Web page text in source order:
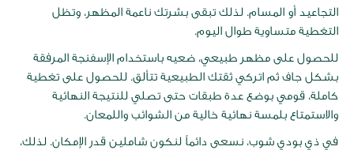
التجاعيد أو المسام. لذلك تبقى بشرتك ناعمة المظهر، وتظل
التغطية متساوية طوال اليوم.
للحصول على مظهر طبيعي، ضعيه باستخدام الإسفنجة المرفقة
بشكل جاف ثم اتركي ثقتك الطبيعية تتألق. للحصول على تغطية
كاملة، قومي بوضع عدة طبقات حتى تصلي للنتيجة النهائية
والاستمتاع بلمسة نهائية خالية من الشوائب واللمعان.
في ذي بودي شوب، نسعى دائماً لنكون شاملين قدر الإمكان. لذلك،